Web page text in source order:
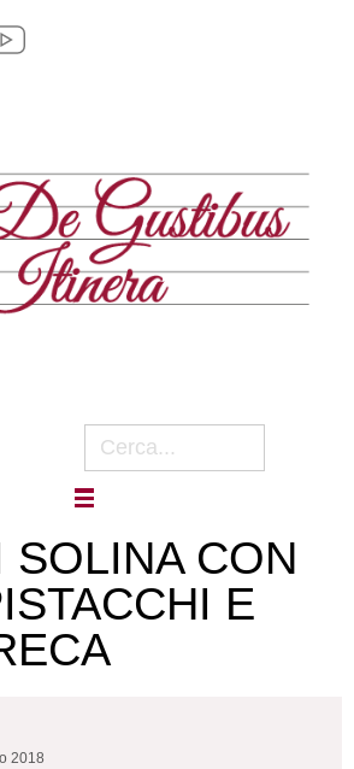
SOLINA CON
E
2018